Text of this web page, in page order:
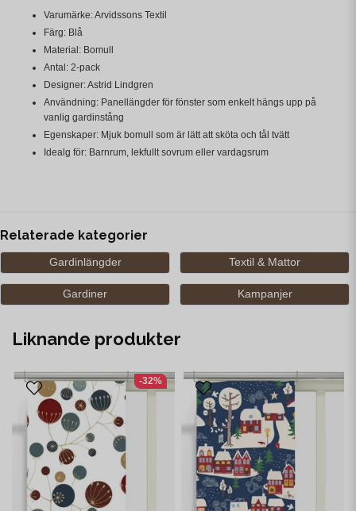
Varumärke: Arvidssons Textil
Färg: Blå
Material: Bomull
Antal: 2-pack
Designer: Astrid Lindgren
Användning: Panellängder för fönster som enkelt hängs upp på
vanlig gardinstång
Egenskaper: Mjuk bomull som är lätt att sköta och tål tvätt
Idealg för: Barnrum, lekfullt sovrum eller vardagsrum
Relaterade kategorier
Gardinlängder Textil & Mattor
Gardiner Kampanjer
Liknande produkter
-32%